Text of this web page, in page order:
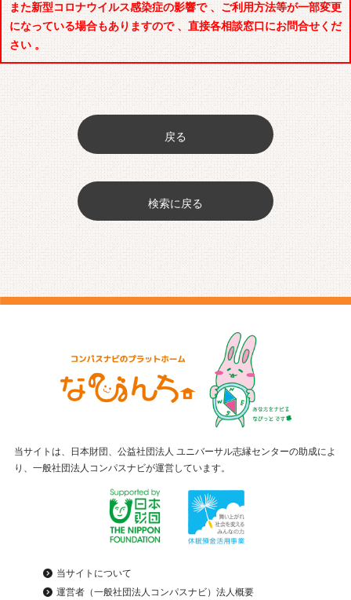
また新型コロナウイルス感染症の影響で 、ご利用方法等が一部変更
になっている場合もありますので 、直接各相談窓口にお問合せくだ
さい 。
戻る
検索に戻る
当サイトは、日本財団、公益社団法人 ユニバーサル志縁センターの助成によ
り、一般社団法人コンパスナビが運営しています。
当サイトについて
運営者（一般社団法人コンパスナビ）法人概要